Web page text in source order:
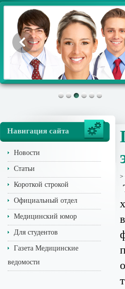
Навигация сайта
Новости
Статьи
Короткой строкой
Официальный отдел
Медицинский юмор
Для студентов
Газета Медицинские
ведомости
>